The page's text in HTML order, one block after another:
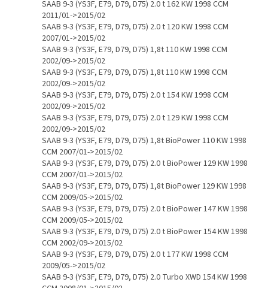
SAAB 9-3 (YS3F, E79, D79, D75) 2.0 t 162 KW 1998 CCM
2011/01->2015/02
SAAB 9-3 (YS3F, E79, D79, D75) 2.0 t 120 KW 1998 CCM
2007/01->2015/02
SAAB 9-3 (YS3F, E79, D79, D75) 1,8t 110 KW 1998 CCM
2002/09->2015/02
SAAB 9-3 (YS3F, E79, D79, D75) 1,8t 110 KW 1998 CCM
2002/09->2015/02
SAAB 9-3 (YS3F, E79, D79, D75) 2.0 t 154 KW 1998 CCM
2002/09->2015/02
SAAB 9-3 (YS3F, E79, D79, D75) 2.0 t 129 KW 1998 CCM
2002/09->2015/02
SAAB 9-3 (YS3F, E79, D79, D75) 1,8t BioPower 110 KW 1998
CCM 2007/01->2015/02
SAAB 9-3 (YS3F, E79, D79, D75) 2.0 t BioPower 129 KW 1998
CCM 2007/01->2015/02
SAAB 9-3 (YS3F, E79, D79, D75) 1,8t BioPower 129 KW 1998
CCM 2009/05->2015/02
SAAB 9-3 (YS3F, E79, D79, D75) 2.0 t BioPower 147 KW 1998
CCM 2009/05->2015/02
SAAB 9-3 (YS3F, E79, D79, D75) 2.0 t BioPower 154 KW 1998
CCM 2002/09->2015/02
SAAB 9-3 (YS3F, E79, D79, D75) 2.0 t 177 KW 1998 CCM
2009/05->2015/02
SAAB 9-3 (YS3F, E79, D79, D75) 2.0 Turbo XWD 154 KW 1998